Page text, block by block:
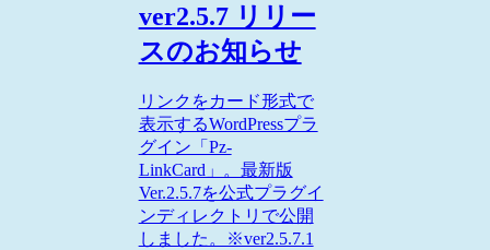
ver2.5.7 リリー
スのお知らせ
リンクをカード形式で
表示するWordPressプラ
グイン「Pz-
LinkCard」。最新版
Ver.2.5.7を公式プラグイ
ンディレクトリで公開
しました。※ver2.5.7.1